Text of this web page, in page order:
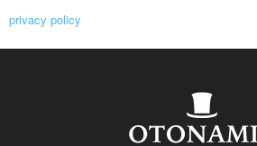
privacy policy